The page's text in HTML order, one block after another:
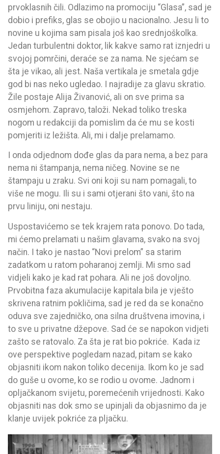
prvoklasnih čili. Odlazimo na promociju “Glasa”, sad je
dobio i prefiks, glas se obojio u nacionalno. Jesu li to
novine u kojima sam pisala još kao srednjoškolka.
Jedan turbulentni doktor, lik kakve samo rat iznjedri u
svojoj pomrčini, deraće se za nama. Ne sjećam se
šta je vikao, ali jest. Naša vertikala je smetala gdje
god bi nas neko ugledao. I najradije za glavu skratio.
Žile postaje Alija Živanović, ali on sve prima sa
osmjehom. Zapravo, taloži. Nekad toliko treska
nogom u redakciji da pomislim da će mu se kosti
pomjeriti iz ležišta. Ali, mi i dalje prelamamo.
I onda odjednom dođe glas da para nema, a bez para
nema ni štampanja, nema ničeg. Novine se ne
štampaju u zraku. Svi oni koji su nam pomagali, to
više ne mogu. Ili su i sami otjerani što vani, što na
prvu liniju, oni nestaju.
Uspostavićemo se tek krajem rata ponovo. Do tada,
mi ćemo prelamati u našim glavama, svako na svoj
način. I tako je nastao “Novi prelom” sa starim
zadatkom u ratom poharanoj zemlji. Mi smo sad
vidjeli kako je kad rat pohara. Ali ne još dovoljno.
Prvobitna faza akumulacije kapitala bila je vješto
skrivena ratnim pokličima, sad je red da se konačno
oduva sve zajedničko, ona silna društvena imovina, i
to sve u privatne džepove. Sad će se napokon vidjeti
zašto se ratovalo. Za šta je rat bio pokriće. Kada iz
ove perspektive pogledam nazad, pitam se kako
objasniti ikom nakon toliko decenija. Ikom ko je sad
do guše u ovome, ko se rodio u ovome. Jadnom i
opljačkanom svijetu, poremećenih vrijednosti. Kako
objasniti nas dok smo se upinjali da objasnimo da je
klanje uvijek pokriće za pljačku.